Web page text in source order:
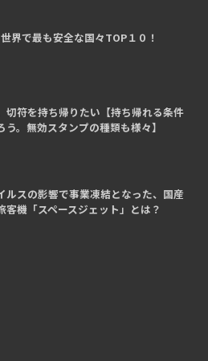
界で最も安全な国々TOP１０！
切符を持ち帰りたい【持ち帰れる条件
う。無効スタンプの種類も様々】
ルスの影響で事業凍結となった、国産
客機「スペースジェット」とは？